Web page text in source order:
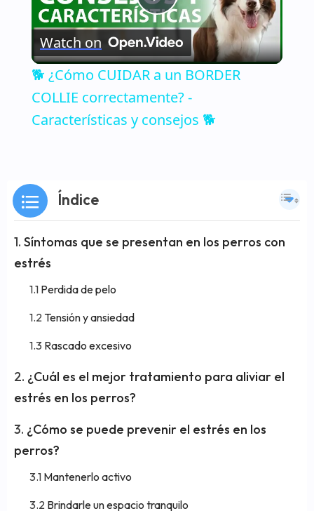
Play
Video
Watch on
🐕 ¿Cómo CUIDAR a un BORDER
COLLIE correctamente? -
Características y consejos 🐕
Índice
Síntomas que se presentan en los perros con
estrés
Perdida de pelo
Tensión y ansiedad
Rascado excesivo
¿Cuál es el mejor tratamiento para aliviar el
estrés en los perros?
¿Cómo se puede prevenir el estrés en los
perros?
Mantenerlo activo
Brindarle un espacio tranquilo